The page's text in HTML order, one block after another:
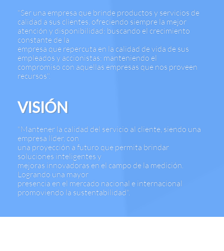
"Ser una empresa que brinde productos y servicios de
calidad a sus clientes, ofreciendo siempre la mejor
atención y disponibilidad; buscando el crecimiento
constante de la
empresa que repercuta en la calidad de vida de sus
empleados y accionistas; manteniendo el
compromiso con aquellas empresas que nos proveen
recursos".
VISIÓN
"Mantener la calidad del servicio al cliente, siendo una
empresa líder, con
una proyección a futuro que permita brindar
soluciones inteligentes y
mejoras innovadoras en el campo de la medición.
Logrando una mayor
presencia en el mercado nacional e internacional
promoviendo la sustentabilidad".